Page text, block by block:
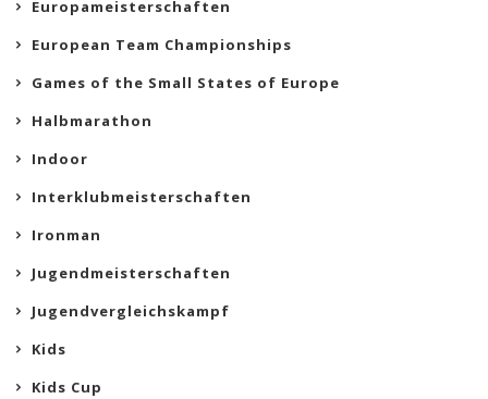
Europameisterschaften
European Team Championships
Games of the Small States of Europe
Halbmarathon
Indoor
Interklubmeisterschaften
Ironman
Jugendmeisterschaften
Jugendvergleichskampf
Kids
Kids Cup